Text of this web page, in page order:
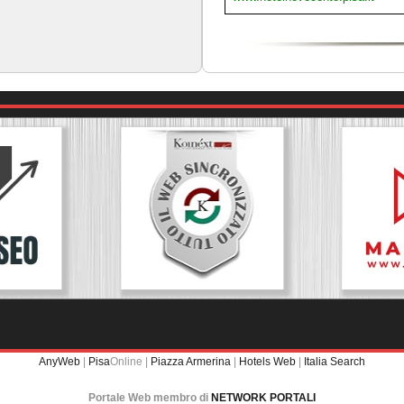
AnyWeb | PisaOnline | Piazza Armerina | Hotels Web | Italia Search
Portale Web membro di NETWORK PORTALI